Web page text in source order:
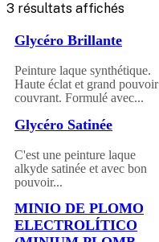
3 résultats affichés
Glycéro Brillante
Peinture laque synthétique.
Haute éclat et grand pouvoir
couvrant. Formulé avec...
Glycéro Satinée
C'est une peinture laque
alkyde satinée et avec bon
pouvoir...
MINIO DE PLOMO
ELECTROLÍTICO